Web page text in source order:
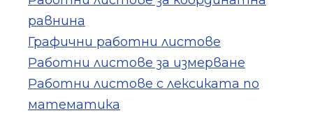
равнина
Графични работни листове
Работни листове за измерване
Работни листове с лексиката по
математика